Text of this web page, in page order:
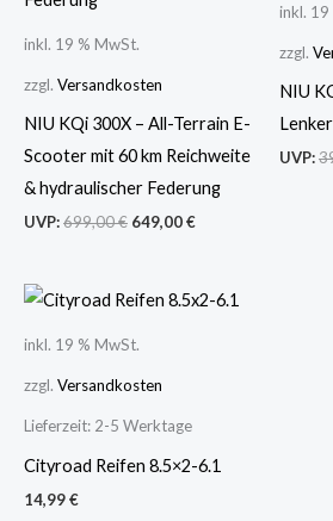
inkl. 19 % MwSt.
zzgl. Versandkosten
NIU KQi 300X – All-Terrain E-
Scooter mit 60 km Reichweite
& hydraulischer Federung
UVP:699,00€ 649,00€
inkl. 19
zzgl.
NIU
UVP:
inkl. 19 % MwSt.
zzgl. Versandkosten
Lieferzeit: 2-5 Werktage
Cityroad Reifen 8.5×2-6.1
14,99€